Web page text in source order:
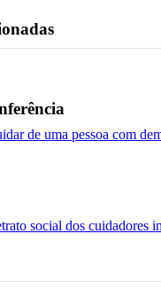
de uma pessoa com
social dos cuidadores